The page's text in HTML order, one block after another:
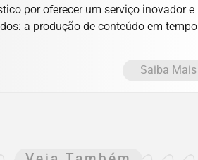
por oferecer um serviço inovador e
a produção de conteúdo em tempo
Saiba Mais